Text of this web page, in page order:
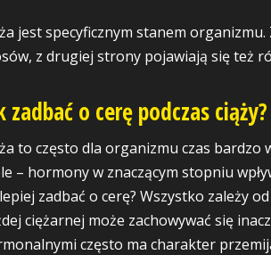
jest specyficznym stanem
z drugiej strony pojawiają się też
zadbać o cerę podczas ciąży?
to często dla organizmu czas bardzo
– hormony w znaczącym stopniu
zadbać o cerę? Wszystko zależy
ciężarnej może zachowywać się
często ma charakter